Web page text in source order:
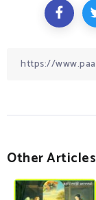
Other Articles